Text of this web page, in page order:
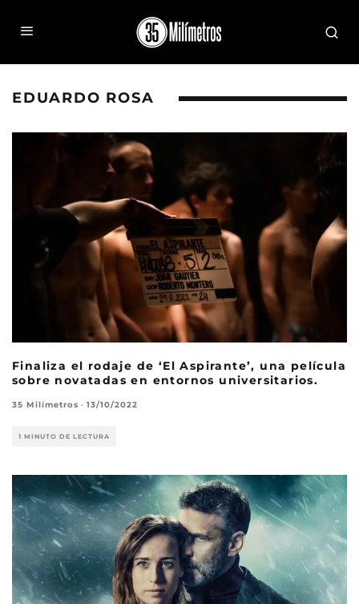
EDUARDO ROSA
Finaliza el rodaje de ‘El Aspirante’, una película
sobre novatadas en entornos universitarios.
35 Milímetros · 13/10/2022
1 MINUTO DE LECTURA